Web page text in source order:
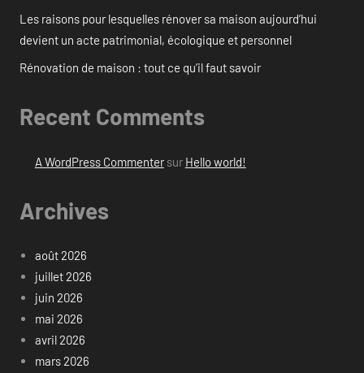
Les raisons pour lesquelles rénover sa maison aujourd’hui
devient un acte patrimonial, écologique et personnel
Rénovation de maison : tout ce qu’il faut savoir
Recent Comments
A WordPress Commentersur Hello world!
Archives
août 2026
juillet 2026
juin 2026
mai 2026
avril 2026
mars 2026